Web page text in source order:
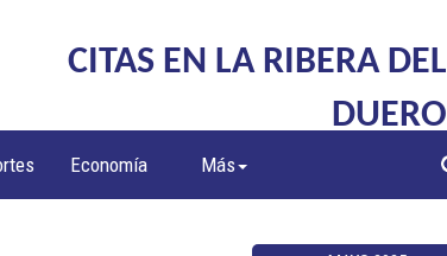
CITAS EN LA RIBERA DEL
DUERO
Economía Más